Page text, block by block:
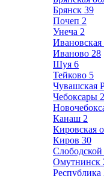
Брянск 39
Почеп 2
Унеча 2
Ивановская
Иваново 28
Шуя 6
Тейково 5
Чувашская
Чебоксары
Канаш 2
Кировская
Киров 30
Слободской
Омутнинск
Республика